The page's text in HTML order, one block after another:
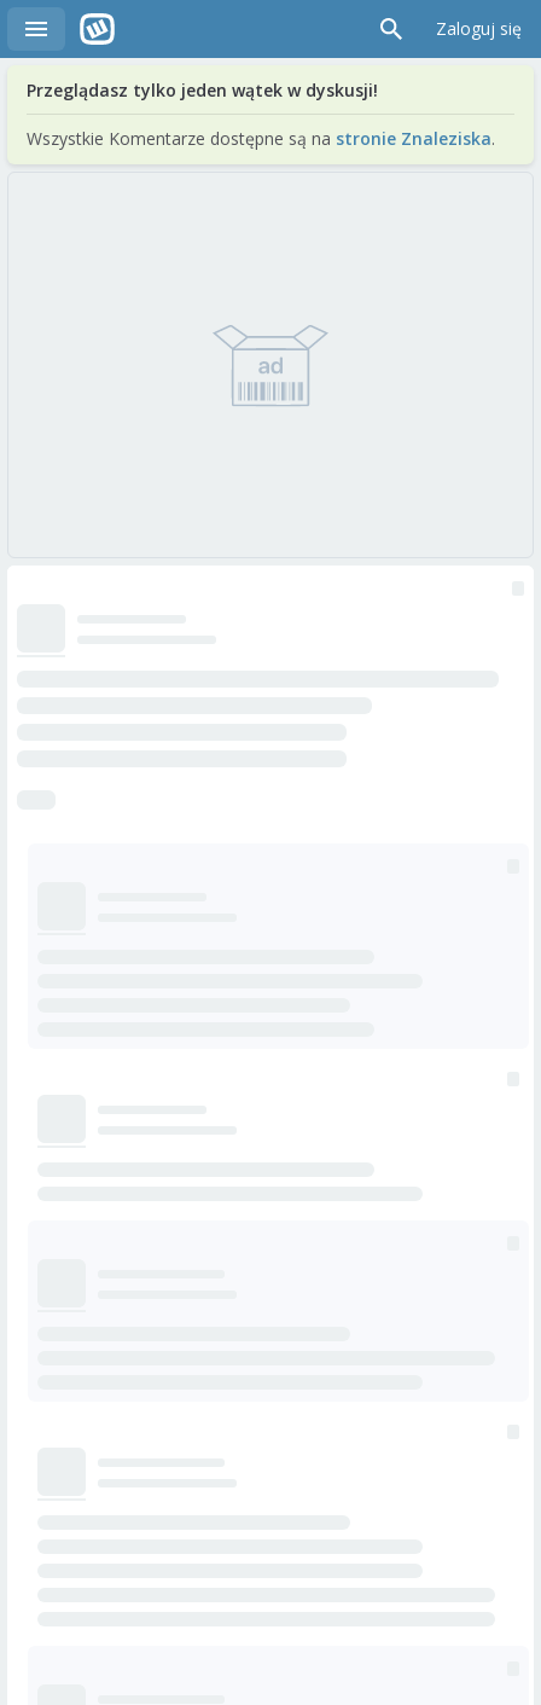
Zaloguj się
Przeglądasz tylko jeden wątek w dyskusji!
Wszystkie Komentarze dostępne są na stronie Znaleziska.